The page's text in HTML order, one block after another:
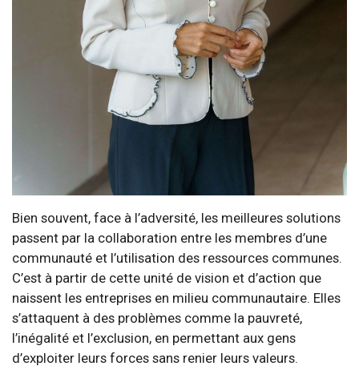
Bien souvent, face à l’adversité, les meilleures solutions
passent par la collaboration entre les membres d’une
communauté et l’utilisation des ressources communes.
C’est à partir de cette unité de vision et d’action que
naissent les entreprises en milieu communautaire. Elles
s’attaquent à des problèmes comme la pauvreté,
l’inégalité et l’exclusion, en permettant aux gens
d’exploiter leurs forces sans renier leurs valeurs.